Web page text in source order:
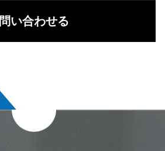
問い合わせる